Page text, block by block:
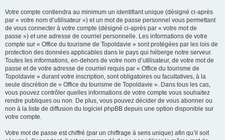
Votre compte contiendra au minimum un identifiant unique (désigné ci-après
par « votre nom d’utilisateur ») et un mot de passe personnel vous permettant
de vous connecter à votre compte (désigné ci-après par « votre mot de
passe ») et une adresse de courriel personnelle. Les informations de votre
compte sur « Office du tourisme de Topoldavie » sont protégées par les lois de
protection des données applicables dans le pays qui héberge notre serveur.
Toutes les informations, en-dehors de votre nom d’utilisateur, de votre mot de
passe et de votre adresse de courriel requis par « Office du tourisme de
Topoldavie » durant votre inscription, sont obligatoires ou facultatives, à la
seule discrétion de « Office du tourisme de Topoldavie ». Dans tous les cas,
vous pouvez contrôler quelles informations de votre compte vous souhaitez
rendre publiques ou non. De plus, vous pouvez décider de vous abonner ou
non à la liste de diffusion du logiciel phpBB depuis une option disponible sur
votre compte.
Votre mot de passe est chiffré (par un chiffrage à sens unique) afin qu’il soit